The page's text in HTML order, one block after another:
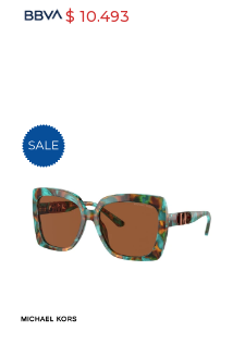
$ 10.493